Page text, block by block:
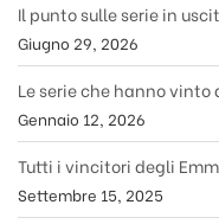
Il punto sulle serie in
Giugno 29, 2026
Le serie che hanno vinto
Gennaio 12, 2026
Tutti i vincitori degli
Settembre 15, 2025